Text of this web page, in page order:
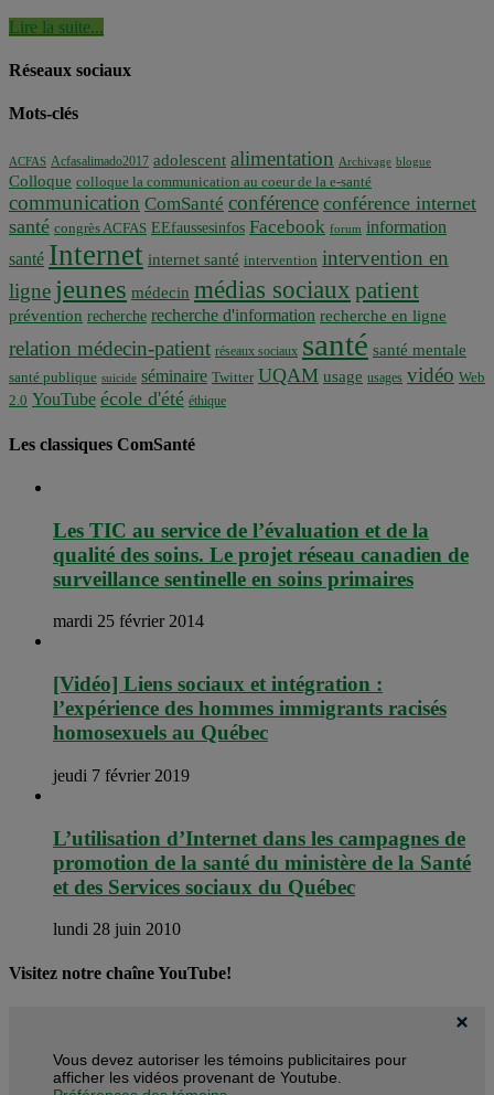
Lire la suite...
Réseaux sociaux
Mots-clés
ACFAS Acfasalimado2017 adolescent alimentation Archivage blogue
Colloque colloque la communication au coeur de la e-santé
communication ComSanté conférence conférence internet
santé congrès ACFAS EEfaussesinfos Facebook forum information
santé Internet internet santé intervention intervention en
ligne jeunes médecin médias sociaux patient
prévention recherche recherche d'information recherche en ligne
relation médecin-patient réseaux sociaux santé santé mentale
santé publique suicide séminaire Twitter UQAM usage usages vidéo Web
2.0 YouTube école d'été éthique
Les classiques ComSanté
Les TIC au service de l’évaluation et de la
qualité des soins. Le projet réseau canadien de
surveillance sentinelle en soins primaires
mardi 25 février 2014
[Vidéo] Liens sociaux et intégration :
l’expérience des hommes immigrants racisés
homosexuels au Québec
jeudi 7 février 2019
L’utilisation d’Internet dans les campagnes de
promotion de la santé du ministère de la Santé
et des Services sociaux du Québec
lundi 28 juin 2010
Visitez notre chaîne YouTube!
Vous devez autoriser les témoins publicitaires pour
afficher les vidéos provenant de Youtube.